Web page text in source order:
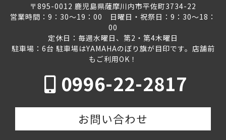
〒895-0012 鹿児島県薩摩川内市平佐町3734-22
営業時間：9：30～19：00 日曜日・祝祭日：9：30～18：
00
定休日：毎週水曜日、第2・第4木曜日
駐車場：6台 駐車場はYAMAHAのぼり旗が目印です。店舗前
もご利用OK！
0996-22-2817
お問い合わせ